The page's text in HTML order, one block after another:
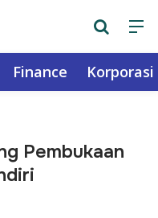
Finance Korporasi
Pembukaan